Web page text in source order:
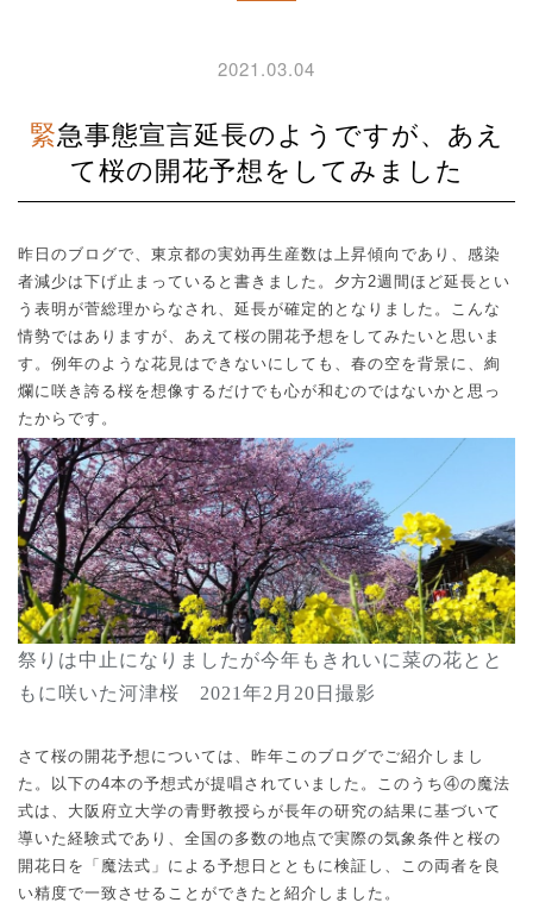
2021.03.04
緊急事態宣言延長のようですが、あえ
て桜の開花予想をしてみました
昨日のブログで、東京都の実効再生産数は上昇傾向であり、感染
者減少は下げ止まっていると書きました。夕方2週間ほど延長とい
う表明が菅総理からなされ、延長が確定的となりました。こんな
情勢ではありますが、あえて桜の開花予想をしてみたいと思いま
す。例年のような花見はできないにしても、春の空を背景に、絢
爛に咲き誇る桜を想像するだけでも心が和むのではないかと思っ
たからです。
祭りは中止になりましたが今年もきれいに菜の花とと
もに咲いた河津桜 2021 年2 月 20 日撮影
さて桜の開花予想については、昨年このブログでご紹介しまし
た。以下の4本の予想式が提唱されていました。このうち④の魔法
式は、大阪府立大学の青野教授らが長年の研究の結果に基づいて
導いた経験式であり、全国の多数の地点で実際の気象条件と桜の
開花日を「魔法式」による予想日とともに検証し、この両者を良
い精度で一致させることができたと紹介しました。